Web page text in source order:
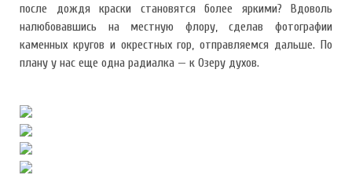
после дождя краски становятся более яркими? Вдоволь
налюбовавшись на местную флору, сделав фотографии
каменных кругов и окрестных гор, отправляемся дальше. По
плану у нас еще одна радиалка — к Озеру духов.